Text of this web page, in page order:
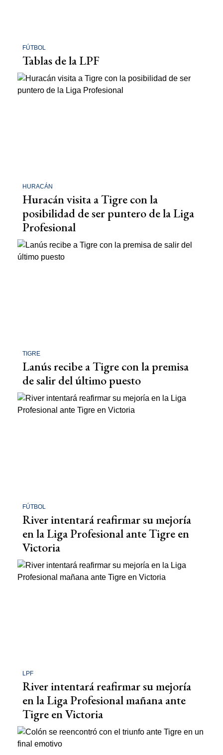
FÚTBOL
Tablas de la LPF
HURACÁN
Huracán visita a Tigre con la
posibilidad de ser puntero de la Liga
Profesional
TIGRE
Lanús recibe a Tigre con la premisa
de salir del último puesto
FÚTBOL
River intentará reafirmar su mejoría
en la Liga Profesional ante Tigre en
Victoria
LPF
River intentará reafirmar su mejoría
en la Liga Profesional mañana ante
Tigre en Victoria